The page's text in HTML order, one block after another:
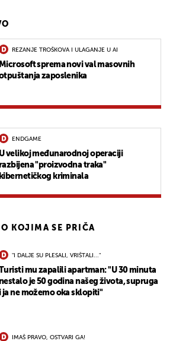
REZANJE TROŠKOVA I ULAGANJE U AI
Microsoft sprema novi val masovnih
zaposlenika
ENDGAME
U velikoj međunarodnoj operaciji
"proizvodna traka"
kibernetičkog kriminala
KOJIMA SE PRIČA
"I DALJE SU PLESALI, VRIŠTALI..."
mu zapalili apartman: "U 30 minuta
je 50 godina našeg života, supruga
ja ne možemo oka sklopiti"
IMAŠ PRAVO, OSTVARI GA!